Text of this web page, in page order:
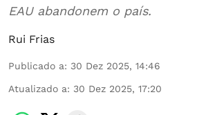
EAU abandonem o país.
Rui Frias
Publicado a: 30 Dez 2025, 14:46
Atualizado a: 30 Dez 2025, 17:20